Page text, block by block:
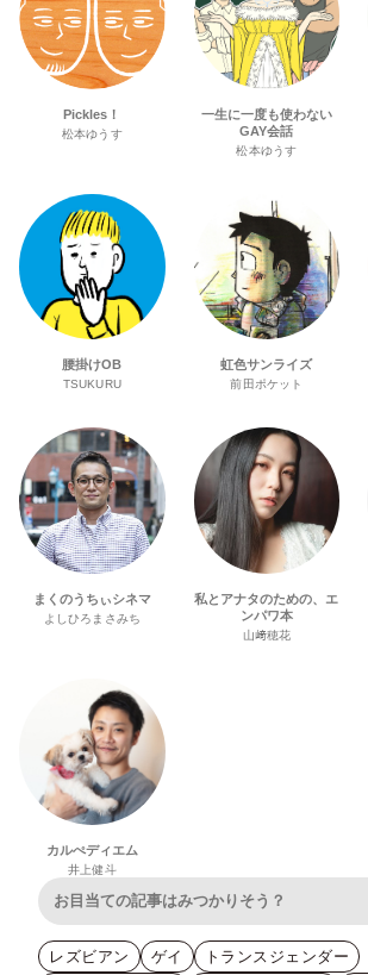
Pickles！
松本ゆうす
一生に一度も使わない
GAY会話
松本ゆうす
腰掛けOB
TSUKURU
虹色サンライズ
前田ポケット
まくのうちぃシネマ
よしひろまさみち
私とアナタのための、エ
ンパワ本
山﨑穂花
カルぺディエム
井上健斗
レズビアン ゲイ
トランスジェンダー